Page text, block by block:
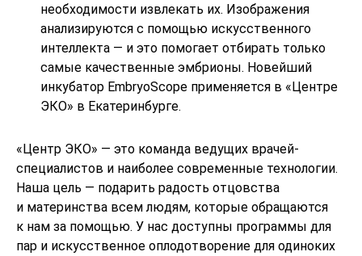
необходимости извлекать их. Изображения
анализируются с помощью искусственного
интеллекта — и это помогает отбирать только
самые качественные эмбрионы. Новейший
инкубатор EmbryoScope применяется в «Центре
ЭКО» в Екатеринбурге.
«Центр ЭКО» — это команда ведущих врачей-
специалистов и наиболее современные технологии.
Наша цель — подарить радость отцовства
и материнства всем людям, которые обращаются
к нам за помощью. У нас доступны программы для
пар и искусственное оплодотворение для одиноких